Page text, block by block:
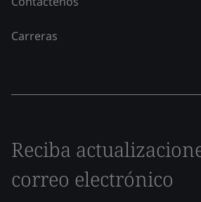
Carreras
Reciba
correo electrónico